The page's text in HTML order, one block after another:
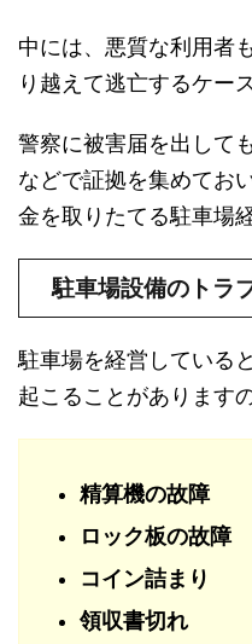
中には、悪質な利用者
り越えて逃亡するケー
警察に被害届を出して
などで証拠を集めてお
金を取りたてる駐車場
駐車場設備のトラ
駐車場を経営している
起こることがあります
精算機の故障
ロック板の故障
コイン詰まり
領収書切れ